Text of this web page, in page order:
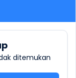
ditemukan